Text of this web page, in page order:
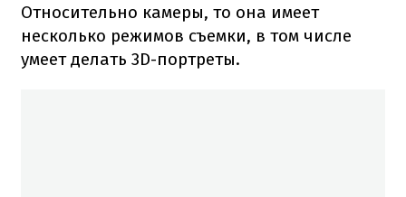
Относительно камеры, то она имеет
несколько режимов съемки, в том числе
умеет делать 3D-портреты.